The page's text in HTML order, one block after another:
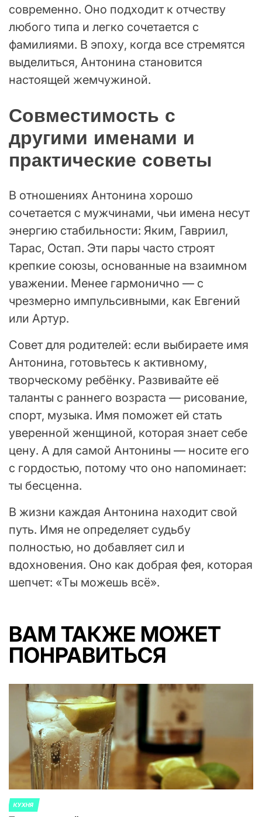
современно. Оно подходит к отчеству
любого типа и легко сочетается с
фамилиями. В эпоху, когда все стремятся
выделиться, Антонина становится
настоящей жемчужиной.
Совместимость с
другими именами и
практические советы
В отношениях Антонина хорошо
сочетается с мужчинами, чьи имена несут
энергию стабильности: Яким, Гавриил,
Тарас, Остап. Эти пары часто строят
крепкие союзы, основанные на взаимном
уважении. Менее гармонично — с
чрезмерно импульсивными, как Евгений
или Артур.
Совет для родителей: если выбираете имя
Антонина, готовьтесь к активному,
творческому ребёнку. Развивайте её
таланты с раннего возраста — рисование,
спорт, музыка. Имя поможет ей стать
уверенной женщиной, которая знает себе
цену. А для самой Антонины — носите его
с гордостью, потому что оно напоминает:
ты бесценна.
В жизни каждая Антонина находит свой
путь. Имя не определяет судьбу
полностью, но добавляет сил и
вдохновения. Оно как добрая фея, которая
шепчет: «Ты можешь всё».
ВАМ ТАКЖЕ МОЖЕТ
ПОНРАВИТЬСЯ
ОПУБЛИКОВАНО
КУХНЯ